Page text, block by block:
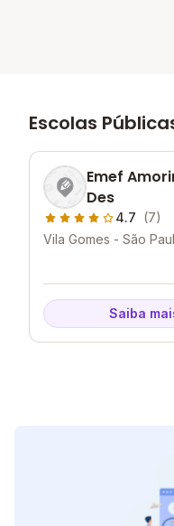
Escolas
Emef
Des
4.7 (7)
Vila Gomes - São
Saiba